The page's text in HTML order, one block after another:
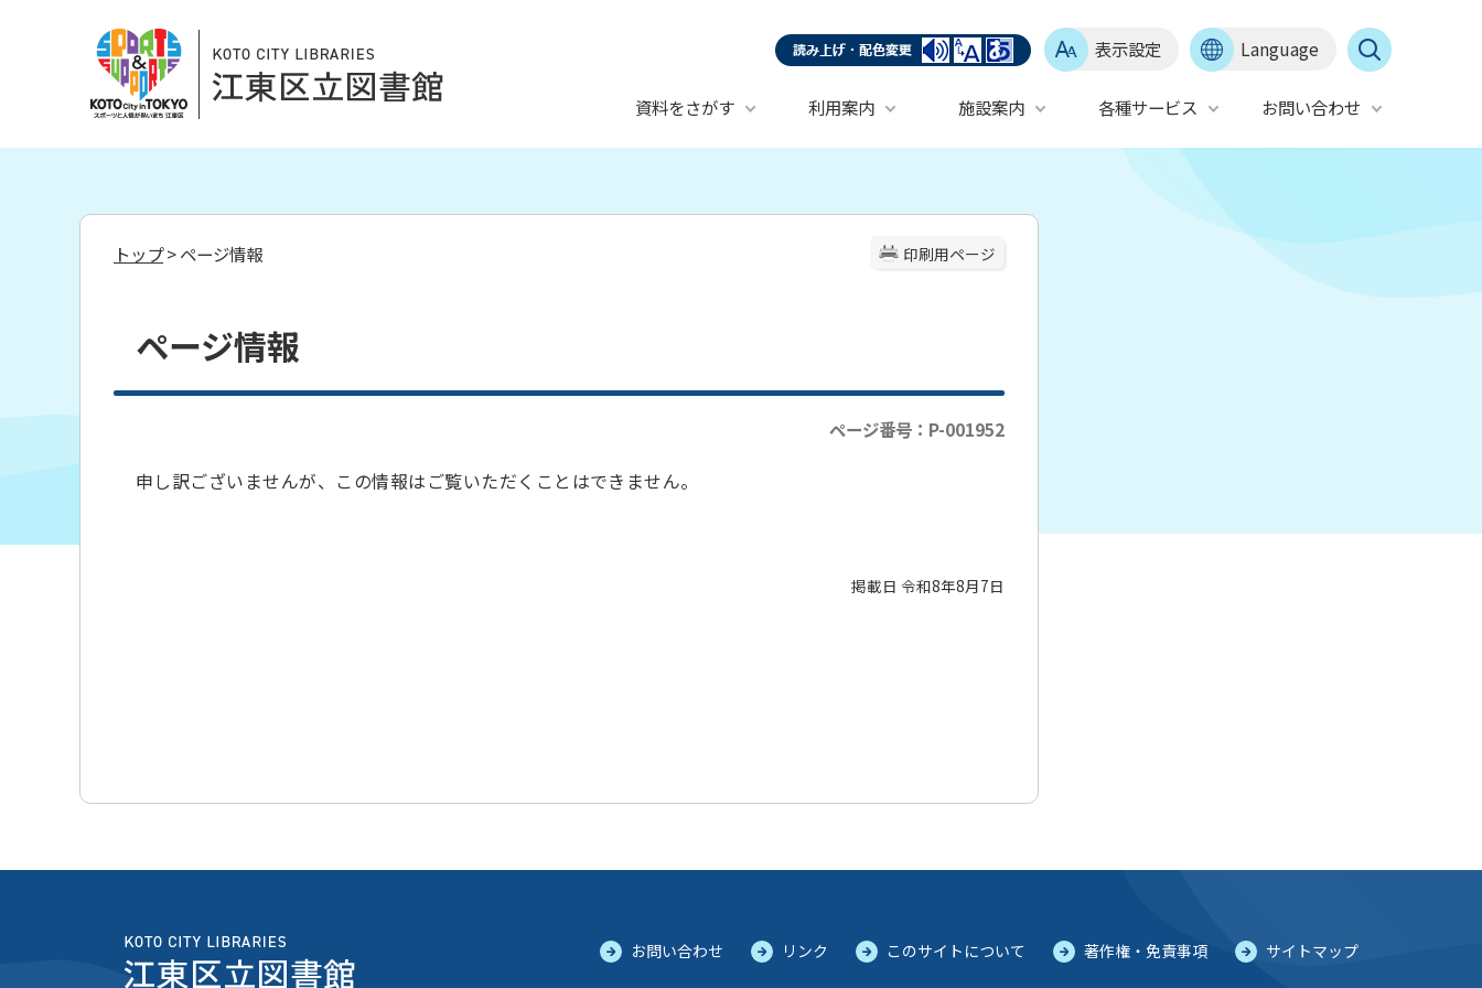
表示設定 Language
資料をさがす 利用案内 施設案内 各種サービス お問い合わせ
印刷用ページ
トップ> ページ情報
ページ情報
ページ番号：P-001952
申し訳ございませんが、この情報はご覧いただくことはできません。
掲載日 令和8年8月7日
お問い合わせ リンク このサイトについて 著作権・免責事項 サイトマップ